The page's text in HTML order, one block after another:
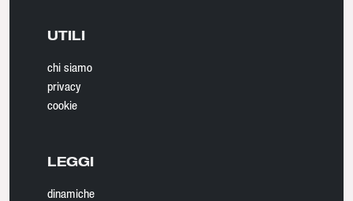
UTILI
chi siamo
privacy
cookie
LEGGI
dinamiche